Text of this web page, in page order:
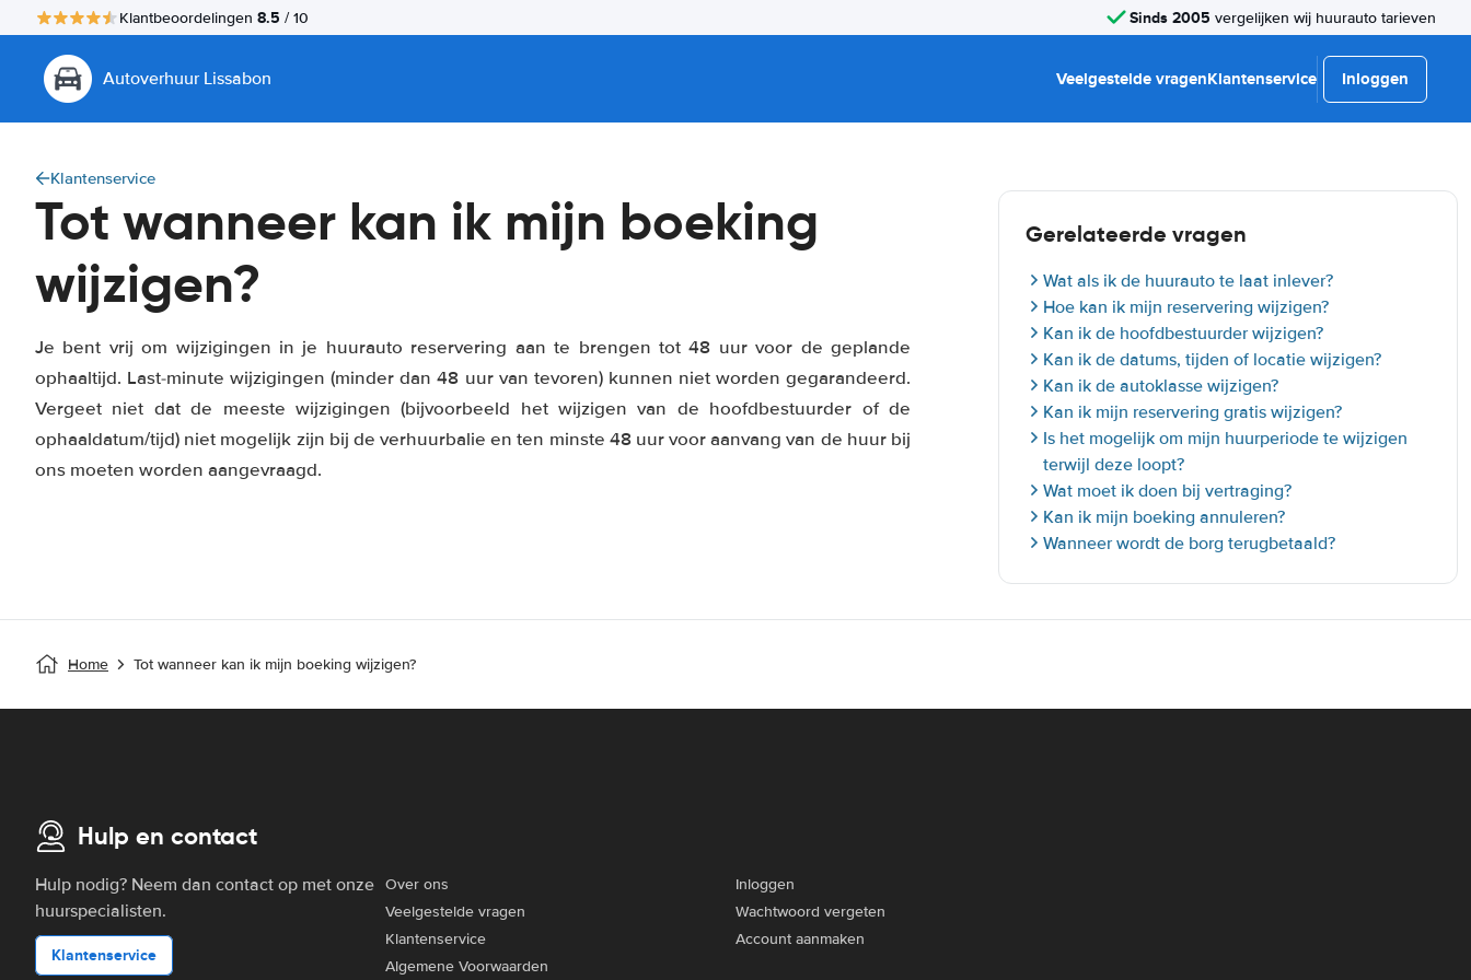
Klantbeoordelingen 8.5 / 10 Sinds 2005 vergelijken wij huurauto tarieven
Autoverhuur Lissabon Veelgestelde vragenKlantenservice Inloggen
Klantenservice
Tot wanneer kan ik mijn boeking
wijzigen?
Je bent vrij om wijzigingen in je huurauto reservering aan te brengen tot 48 uur voor de geplande
ophaaltijd. Last-minute wijzigingen (minder dan 48 uur van tevoren) kunnen niet worden gegarandeerd.
Vergeet niet dat de meeste wijzigingen (bijvoorbeeld het wijzigen van de hoofdbestuurder of de
ophaaldatum/tijd) niet mogelijk zijn bij de verhuurbalie en ten minste 48 uur voor aanvang van de huur bij
ons moeten worden aangevraagd.
Gerelateerde vragen
Wat als ik de huurauto te laat inlever?
Hoe kan ik mijn reservering wijzigen?
Kan ik de hoofdbestuurder wijzigen?
Kan ik de datums, tijden of locatie wijzigen?
Kan ik de autoklasse wijzigen?
Kan ik mijn reservering gratis wijzigen?
Is het mogelijk om mijn huurperiode te wijzigen
terwijl deze loopt?
Wat moet ik doen bij vertraging?
Kan ik mijn boeking annuleren?
Wanneer wordt de borg terugbetaald?
Home Tot wanneer kan ik mijn boeking wijzigen?
Hulp en contact
Hulp nodig? Neem dan contact op met onze
huurspecialisten.
Klantenservice
Over ons
Veelgestelde vragen
Klantenservice
Algemene Voorwaarden
Inloggen
Wachtwoord vergeten
Account aanmaken